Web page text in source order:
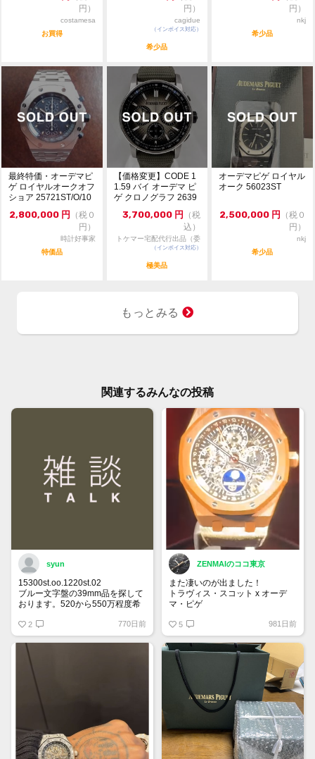
・通信販売限定の為、実物確認や他店へのお取寄せは出
来かねます。
・価格交渉やお問合せは『出品者へ質問する』タブより
お願い致します。
額のご提示のない質問には返答致しません。
・専用出品・お取引等は一切出来かねます。先着順にて
ご注文を受付致します。
・一般のお客様からの委託商品でございます。お問合せ
等は依頼者様に確認後にご返答致します。
・ご返答等はトケマー管理部門の営業時間内に行いま
円）
costamesa
お買得
円）
cagidue
（インボイス対応）
希少品
円）
nkj
希少品
最終特価・オーデマピ
ゲ ロイヤルオークオフ
ショア 25721ST/O/10
2,800,000 円 （税０
円）
時計好事家
特価品
【価格変更】CODE 1
1.59 バイ オーデマ ピ
ゲ クロノグラフ 2639
3,700,000 円 （税
込）
トケマー宅配代行出品（委
託販売）
（インボイス対応）
極美品
オーデマピゲ ロイヤル
オーク 56023ST
2,500,000 円 （税０
円）
nkj
希少品
もっとみる
関連するみんなの投稿
syun
15300st.oo.1220st.02
ブルー文字盤の39mm品を探して
おります。520から550万程度希
宜しくお願い申し上げます。
2 770日前
ZENMAIのココ東京
また凄いのが出ました！
トラヴィス・スコット x オーデ
マ・ピゲ
ロイヤルオーク パーペチュアル
カレンダー オープンワーク “カク
タス・ジャック” 限定200本
5 981日前